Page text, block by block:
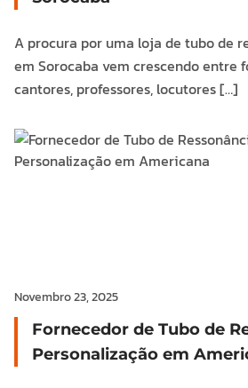
A procura por uma loja de tubo de
em Sorocaba vem crescendo entre
cantores, professores, locutores […]
Novembro 23, 2025
Fornecedor de Tubo de
Personalização em